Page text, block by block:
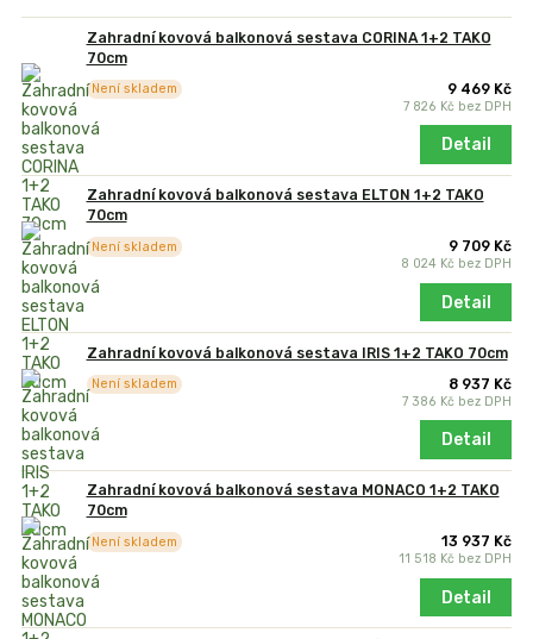
Zahradní kovová balkonová sestava CORINA 1+2 TAKO
70cm
9 469 Kč
7 826 Kč bez DPH
Není skladem
Detail
Zahradní kovová balkonová sestava ELTON 1+2 TAKO
70cm
9 709 Kč
8 024 Kč bez DPH
Není skladem
Detail
Zahradní kovová balkonová sestava IRIS 1+2 TAKO 70cm
8 937 Kč
7 386 Kč bez DPH
Není skladem
Detail
Zahradní kovová balkonová sestava MONACO 1+2 TAKO
70cm
13 937 Kč
11 518 Kč bez DPH
Není skladem
Detail